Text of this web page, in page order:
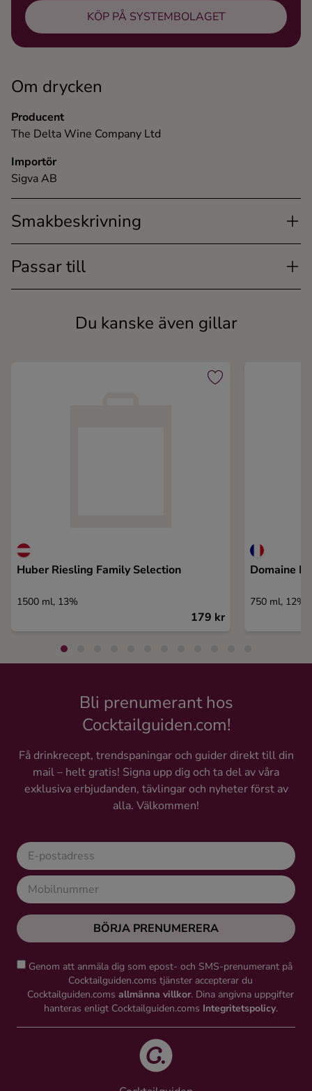
Om drycken
Producent
The Delta Wine Company Ltd
Importör
Sigva AB
Smakbeskrivning
Passar till
KÖP PÅ SYSTEMBOLAGET
Du kanske även gillar
Huber Riesling Family Selection
1500 ml, 13%
179 kr
Domaine
750 ml, 12%
Bli prenumerant hos
Cocktailguiden.com!
Få drinkrecept, trendspaningar och guider direkt till din
mail – helt gratis! Signa upp dig och ta del av våra
exklusiva erbjudanden, tävlingar och nyheter först av
alla. Välkommen!
BÖRJA PRENUMERERA
Genom att anmäla dig som epost- och SMS-prenumerant på
Cocktailguiden.coms tjänster accepterar du
Cocktailguiden.coms allmänna villkor. Dina angivna uppgifter
hanteras enligt Cocktailguiden.coms Integritetspolicy.